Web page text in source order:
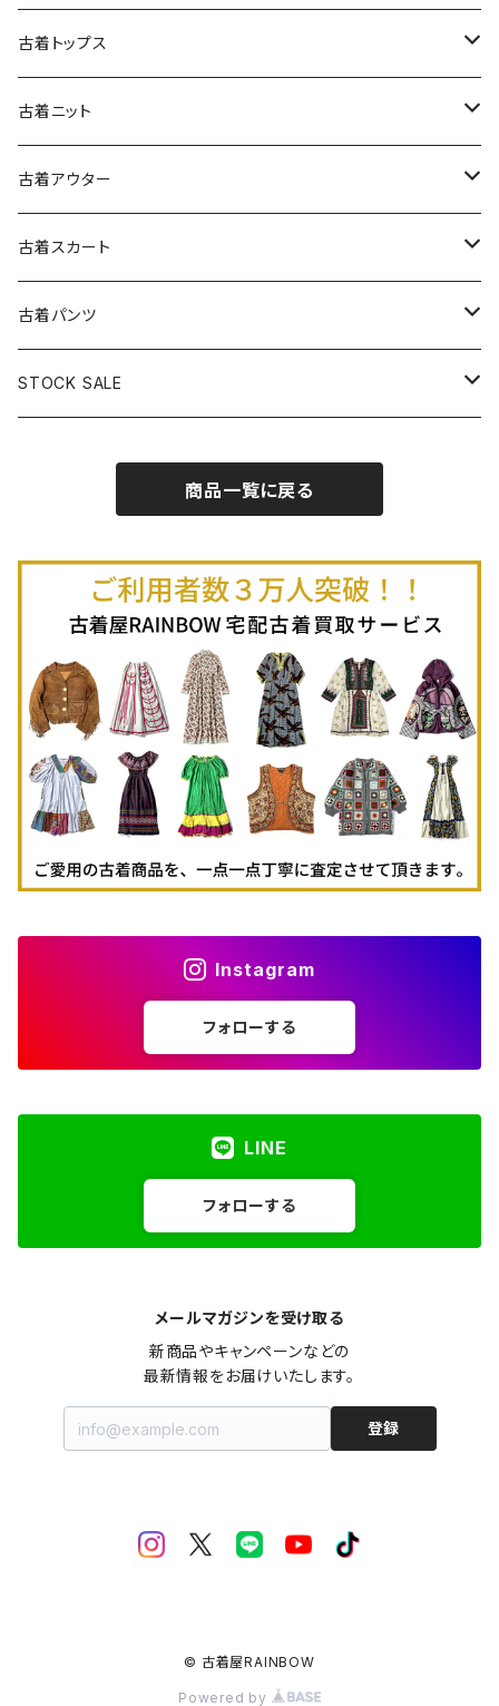
古着半袖ワンピース
古着ノースリーブワンピース
古着キャミソールワンピース
古着ベアトップワンピース
古着オールインワン
古着オーバーオール
古着長袖シャツ・ブラウス
古着半袖シャツ・ブラウス
古着ノースリーブシャツ・ブラウス
古着トップス
古着スウェット&パーカー
古着スウェット
古着パーカー
古着プルオーバー
古着長袖プルオーバー
古着半袖プルオーバー
古着Ｔシャツ
古着長袖Ｔシャツ
古着半袖Ｔシャツ
古着ベスト
古着キャミソール
古着ポロシャツ
古着長袖ポロシャツ
古着スウェット
古着パーカー
古着タンクトップ
古着ニット
古着セーター
古着カーディガン
古着半袖ニット
古着ニットアウター
古着アウター
古着ライトジャケット
古着ライトコート
古着ヘビージャケット
古着羽織り
古着スカート
古着ロング丈スカート (丈76cm-)
古着膝丈スカート (丈56-75cm)
古着ミニ丈スカート (丈56-75cm)
古着パンツ
古着ロング丈パンツ
STOCK SALE
Autumn / Winter
商品一覧に戻る
Instagram
フォローする
LINE
フォローする
メールマガジンを受け取る
新商品やキャンペーンなどの
最新情報をお届けいたします。
登録
© 古着屋RAINBOW
Powered by